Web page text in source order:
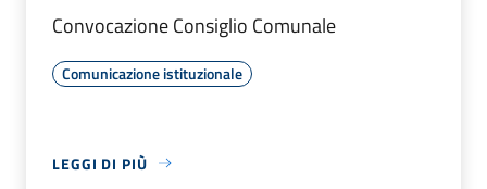
Convocazione Consiglio Comunale
Comunicazione istituzionale
LEGGI DI PIÙ